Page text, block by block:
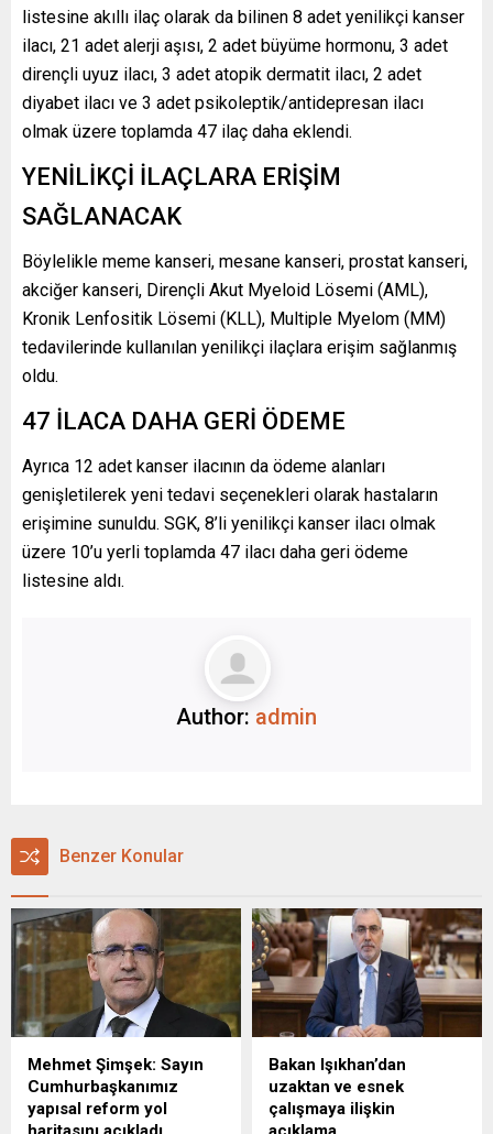
listesine akıllı ilaç olarak da bilinen 8 adet yenilikçi kanser
ilacı, 21 adet alerji aşısı, 2 adet büyüme hormonu, 3 adet
dirençli uyuz ilacı, 3 adet atopik dermatit ilacı, 2 adet
diyabet ilacı ve 3 adet psikoleptik/antidepresan ilacı
olmak üzere toplamda 47 ilaç daha eklendi.
YENİLİKÇİ İLAÇLARA ERİŞİM
SAĞLANACAK
Böylelikle meme kanseri, mesane kanseri, prostat kanseri,
akciğer kanseri, Dirençli Akut Myeloid Lösemi (AML),
Kronik Lenfositik Lösemi (KLL), Multiple Myelom (MM)
tedavilerinde kullanılan yenilikçi ilaçlara erişim sağlanmış
oldu.
47 İLACA DAHA GERİ ÖDEME
Ayrıca 12 adet kanser ilacının da ödeme alanları
genişletilerek yeni tedavi seçenekleri olarak hastaların
erişimine sunuldu. SGK, 8’li yenilikçi kanser ilacı olmak
üzere 10’u yerli toplamda 47 ilacı daha geri ödeme
listesine aldı.
Author: admin
Benzer Konular
Mehmet Şimşek: Sayın
Cumhurbaşkanımız
yapısal reform yol
Bakan Işıkhan’dan
uzaktan ve esnek
çalışmaya ilişkin